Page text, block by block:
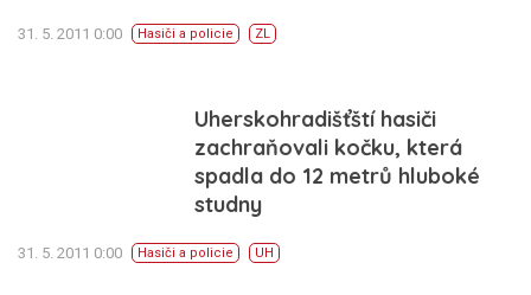
31. 5. 2011 0:00 Hasiči a policie ZL
Uherskohradišťští hasiči
zachraňovali kočku, která
spadla do 12 metrů hluboké
studny
31. 5. 2011 0:00 Hasiči a policie UH